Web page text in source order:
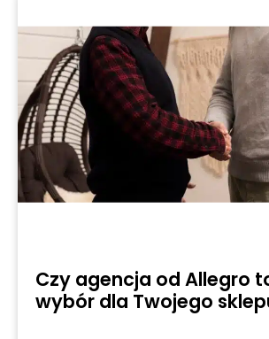
Czy agencja od Allegro
wybór dla Twojego